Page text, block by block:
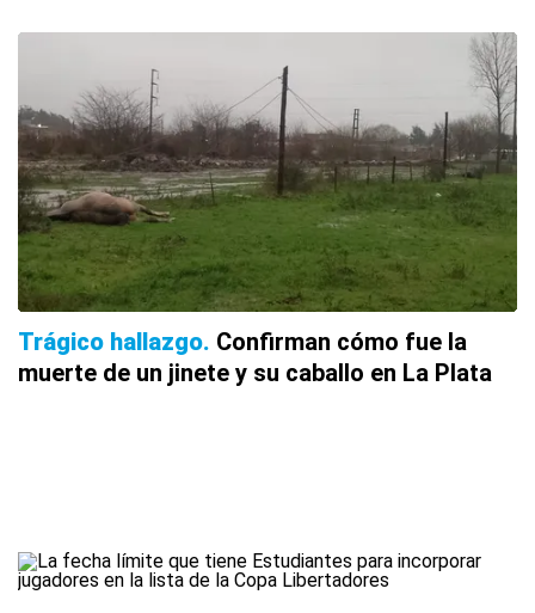
Trágico hallazgo Confirman cómo fue la
muerte de un jinete y su caballo en La Plata